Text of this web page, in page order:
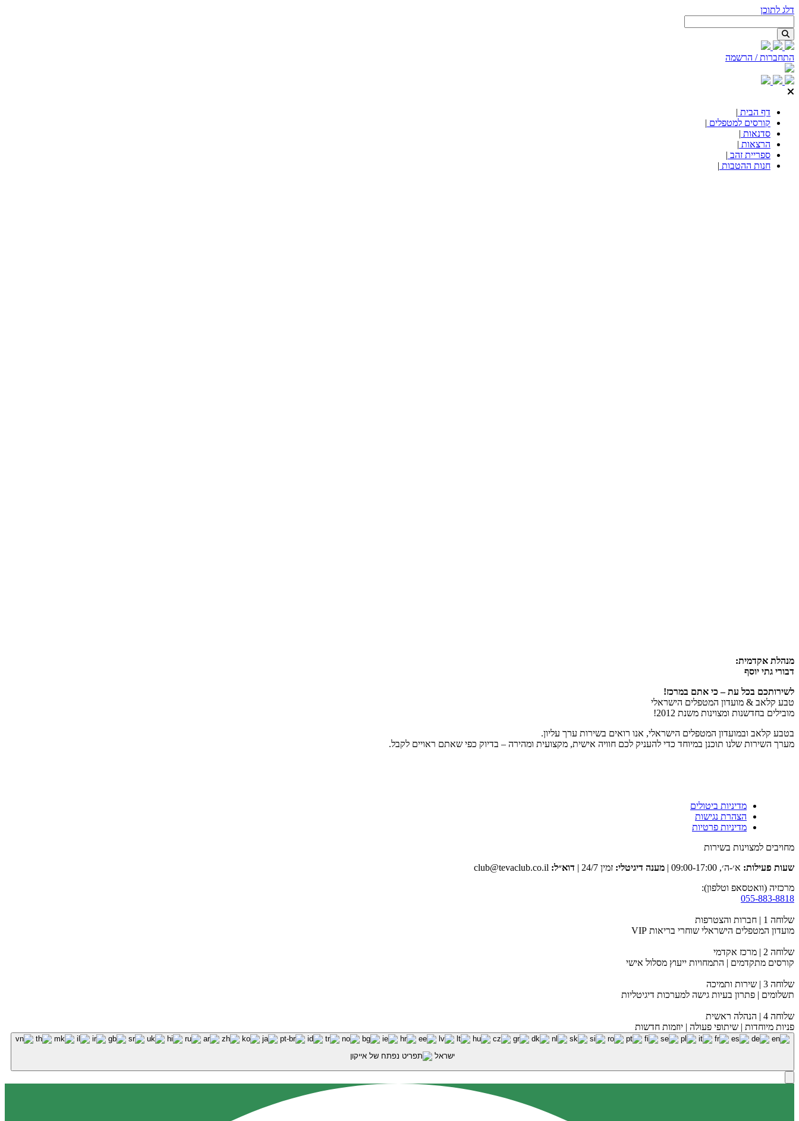
דלג לתוכן
התחברות / הרשמה
דף הבית |
קורסים למטפלים |
סדנאות |
הרצאות |
ספריית זהב |
חנות ההטבות |
מנהלת אקדמית:
דבורי גתי יוסף
לשירותכם בכל עת – כי אתם במרכז!
טבע קלאב & מועדון המטפלים הישראלי
מובילים בחדשנות ומצוינות משנת 2012!
בטבע קלאב ובמועדון המטפלים הישראלי, אנו רואים בשירות ערך עליון.
מערך השירות שלנו תוכנן במיוחד כדי להעניק לכם חוויה אישית, מקצועית ומהירה – בדיוק כפי שאתם ראויים לקבל.
מדיניות ביטולים
הצהרת נגישות
מדיניות פרטיות
מחויבים למצוינות בשירות
שעות פעילות: א׳-ה׳, 09:00-17:00 | מענה דיגיטלי: זמין 24/7 | דוא״ל:
מרכזיה (וואטסאפ וטלפון):
055-883-8818
שלוחה 1 | חברות והצטרפות
מועדון המטפלים הישראלי שוחרי בריאות VIP
שלוחה 2 | מרכז אקדמי
קורסים מתקדמים | התמחויות ייעוץ מסלול אישי
שלוחה 3 | שירות ותמיכה
תשלומים | פתרון בעיות גישה למערכות דיגיטליות
שלוחה 4 | הנהלה ראשית
פניות מיוחדות | שיתופי פעולה | יוזמות חדשות
ישראל